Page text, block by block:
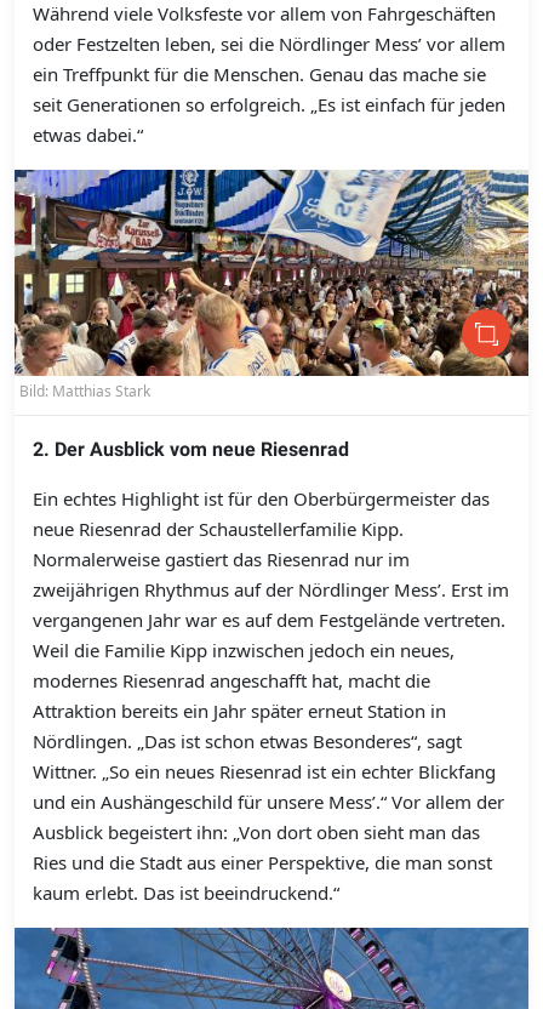
Während viele Volksfeste vor allem von Fahrgeschäften
oder Festzelten leben, sei die Nördlinger Mess’ vor allem
ein Treffpunkt für die Menschen. Genau das mache sie
seit Generationen so erfolgreich. „Es ist einfach für jeden
etwas dabei.“
Bild: Matthias Stark
2. Der Ausblick vom neue Riesenrad
Ein echtes Highlight ist für den Oberbürgermeister das
neue Riesenrad der Schaustellerfamilie Kipp.
Normalerweise gastiert das Riesenrad nur im
zweijährigen Rhythmus auf der Nördlinger Mess’. Erst im
vergangenen Jahr war es auf dem Festgelände vertreten.
Weil die Familie Kipp inzwischen jedoch ein neues,
modernes Riesenrad angeschafft hat, macht die
Attraktion bereits ein Jahr später erneut Station in
Nördlingen. „Das ist schon etwas Besonderes“, sagt
Wittner. „So ein neues Riesenrad ist ein echter Blickfang
und ein Aushängeschild für unsere Mess’.“ Vor allem der
Ausblick begeistert ihn: „Von dort oben sieht man das
Ries und die Stadt aus einer Perspektive, die man sonst
kaum erlebt. Das ist beeindruckend.“